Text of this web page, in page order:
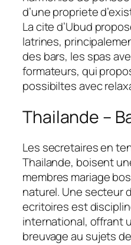
d’une propriete
La cite d’Ubud
latrines,
des bars, les spas
formateurs, qui
possibiltes avec
Thailande –
Les secretaires en
Thailande, boisent
membres mariage
naturel. Une secteur
ecritoires est
international, offrant
breuvage au sujets